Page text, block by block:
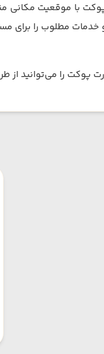
با موقعیت مکانی
مطلوب را برای
پوکت را می‌توانید